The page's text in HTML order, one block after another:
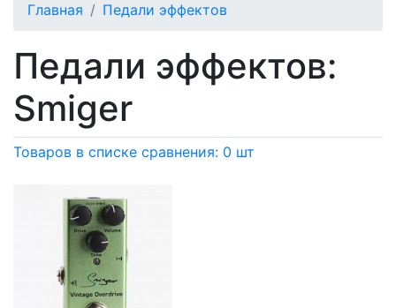
Главная Педали эффектов
Педали эффектов:
Smiger
Товаров в списке сравнения: 0 шт